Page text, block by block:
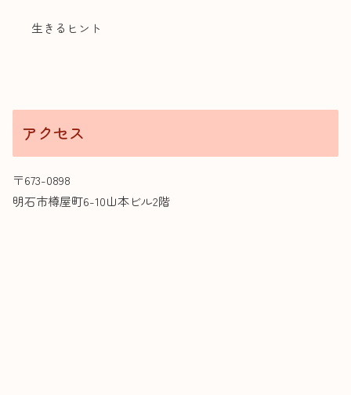
生きるヒント
アクセス
〒673-0898
明石市樽屋町6-10山本ビル2階